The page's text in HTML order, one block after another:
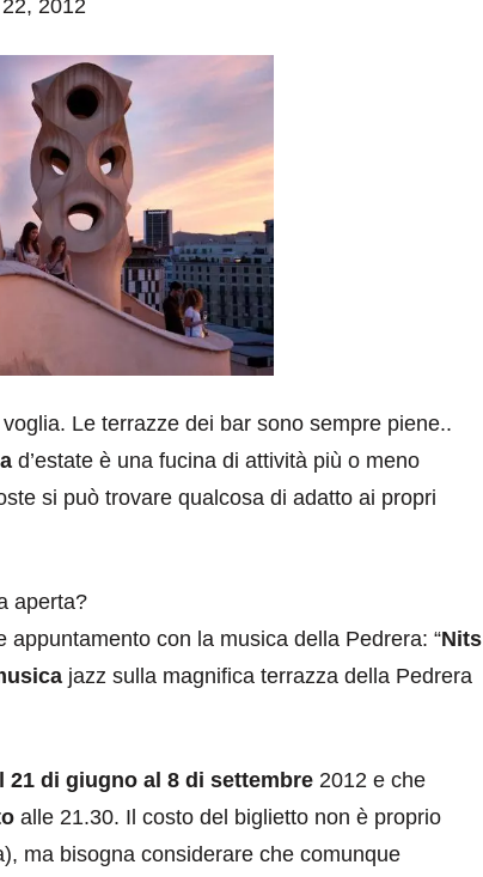
2012
Le terrazze dei bar sono sempre piene..
d’estate è una fucina di attività più o meno
si può trovare qualcosa di adatto ai propri
aperta?
appuntamento con la musica della Pedrera: “Nits
jazz sulla magnifica terrazza della Pedrera
21 di giugno al 8 di settembre 2012 e che
alle 21.30. Il costo del biglietto non è proprio
ma bisogna considerare che comunque